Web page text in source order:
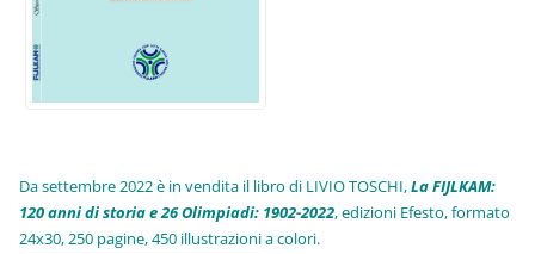
Da settembre 2022 è in vendita il libro di LIVIO TOSCHI,La FIJLKAM:
120 anni di storia e 26 Olimpiadi: 1902-2022, edizioni Efesto, formato
24x30, 250 pagine, 450 illustrazioni a colori.